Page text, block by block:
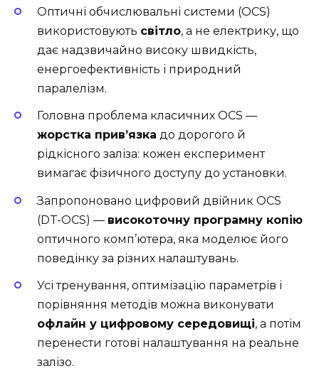
Оптичні обчислювальні системи (OCS)
використовують світло, а не електрику, що
дає надзвичайно високу швидкість,
енергоефективність і природний
паралелізм.
Головна проблема класичних OCS —
жорстка прив’язка до дорогого й
рідкісного заліза: кожен експеримент
вимагає фізичного доступу до установки.
Запропоновано цифровий двійник OCS
(DT-OCS) — високоточну програмну копію
оптичного комп’ютера, яка моделює його
поведінку за різних налаштувань.
Усі тренування, оптимізацію параметрів і
порівняння методів можна виконувати
офлайн у цифровому середовищі, а потім
перенести готові налаштування на реальне
залізо.